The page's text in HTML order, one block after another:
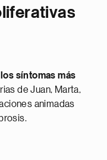
los síntomas más
de Juan, Marta,
animadas